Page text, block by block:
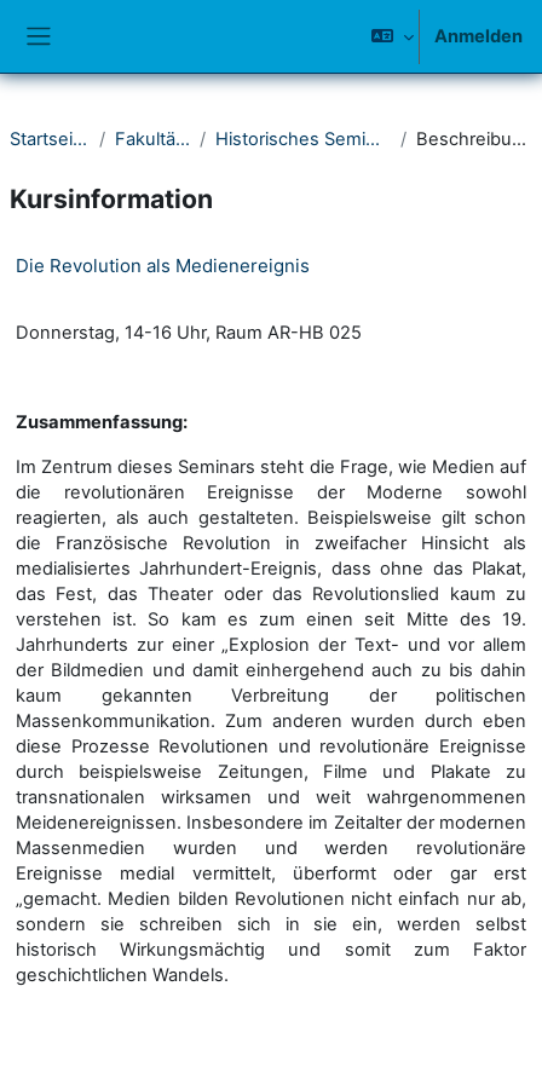
Anmelden
Startseite Fakultät I Historisches Seminar Beschreibung
Kursinformation
Die Revolution als Medienereignis
Donnerstag, 14-16 Uhr, Raum AR-HB 025
Zusammenfassung:
Im Zentrum dieses Seminars steht die Frage, wie Medien auf
die revolutionären Ereignisse der Moderne sowohl
reagierten, als auch gestalteten. Beispielsweise gilt schon
die Französische Revolution in zweifacher Hinsicht als
medialisiertes Jahrhundert-Ereignis, dass ohne das Plakat,
das Fest, das Theater oder das Revolutionslied kaum zu
verstehen ist. So kam es zum einen seit Mitte des 19.
Jahrhunderts zur einer „Explosion der Text- und vor allem
der Bildmedien und damit einhergehend auch zu bis dahin
kaum gekannten Verbreitung der politischen
Massenkommunikation. Zum anderen wurden durch eben
diese Prozesse Revolutionen und revolutionäre Ereignisse
durch beispielsweise Zeitungen, Filme und Plakate zu
transnationalen wirksamen und weit wahrgenommenen
Meidenereignissen. Insbesondere im Zeitalter der modernen
Massenmedien wurden und werden revolutionäre
Ereignisse medial vermittelt, überformt oder gar erst
„gemacht. Medien bilden Revolutionen nicht einfach nur ab,
sondern sie schreiben sich in sie ein, werden selbst
historisch Wirkungsmächtig und somit zum Faktor
geschichtlichen Wandels.